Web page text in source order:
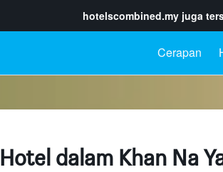
hotelscombined.my juga
Cerapan
Hotel dalam Khan Na